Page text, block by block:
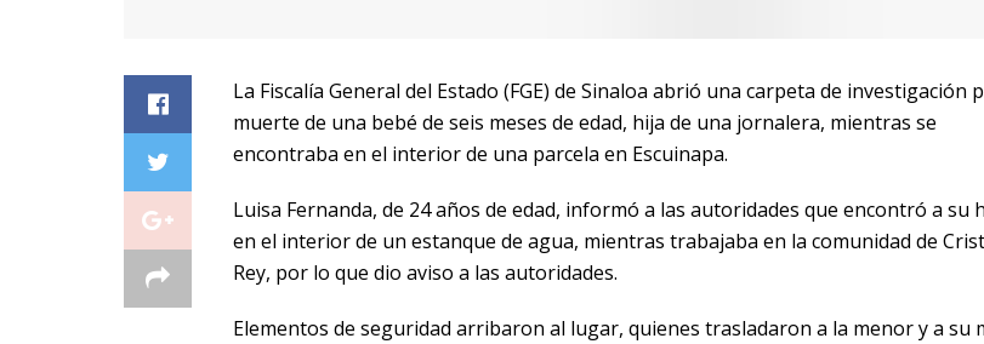
La Fiscalía General del Estado (FGE) de Sinaloa abrió una carpeta de investigación
muerte de una bebé de seis meses de edad, hija de una jornalera, mientras se
encontraba en el interior de una parcela en Escuinapa.
Luisa Fernanda, de 24 años de edad, informó a las autoridades que encontró a su
en el interior de un estanque de agua, mientras trabajaba en la comunidad de
Rey, por lo que dio aviso a las autoridades.
Elementos de seguridad arribaron al lugar, quienes trasladaron a la menor y a su